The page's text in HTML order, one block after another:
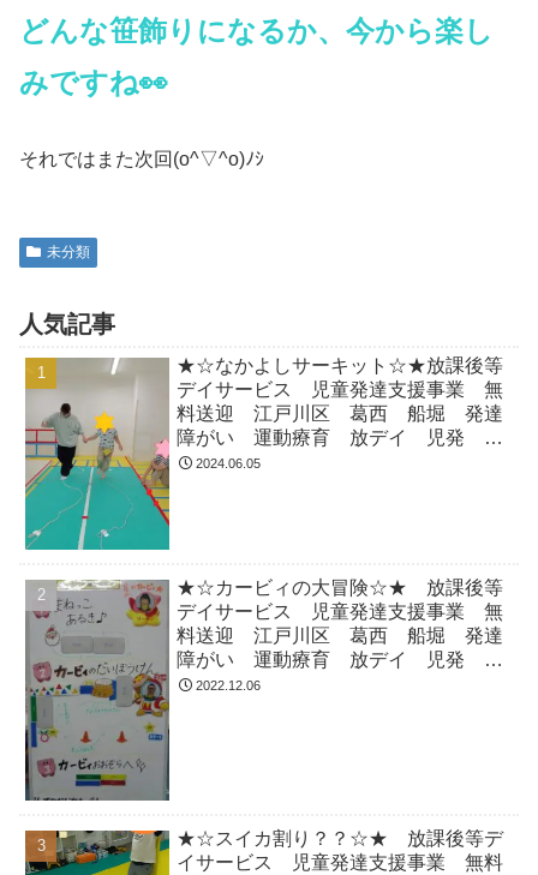
どんな笹飾りになるか、今から楽し
みですね👀
それではまた次回(o^▽^o)ﾉｼ
未分類
人気記事
★☆なかよしサーキット☆★放課後等
デイサービス 児童発達支援事業 無
料送迎 江戸川区 葛西 船堀 発達
障がい 運動療育 放デイ 児発
ADHD 自閉症
2024.06.05
★☆カービィの大冒険☆★ 放課後等
デイサービス 児童発達支援事業 無
料送迎 江戸川区 葛西 船堀 発達
障がい 運動療育 放デイ 児発
ADHD 自閉症
2022.12.06
★☆スイカ割り？？☆★ 放課後等デ
イサービス 児童発達支援事業 無料